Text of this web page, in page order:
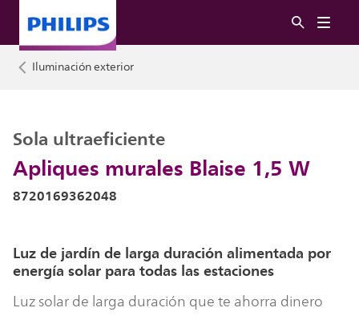
Iluminación exterior
Apliques murales Blaise 1,5 W
Sola ultraeficiente
8720169362048
Luz de jardín de larga duración alimentada por
energía solar para todas las estaciones
Luz solar de larga duración que te ahorra dinero